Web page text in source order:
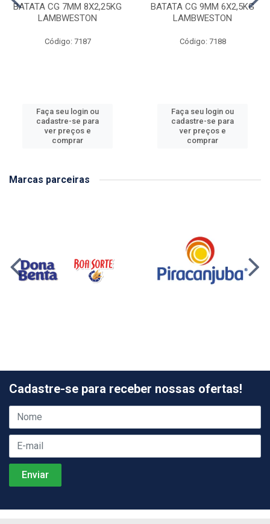
BATATA CG 7MM 8X2,25KG
LAMBWESTON
Código: 7187
Faça seu login ou
cadastre-se para
ver preços e
comprar
BATATA CG 9MM 6X2,5KG
LAMBWESTON
Código: 7188
Faça seu login ou
cadastre-se para
ver preços e
comprar
Marcas parceiras
Cadastre-se para receber nossas ofertas!